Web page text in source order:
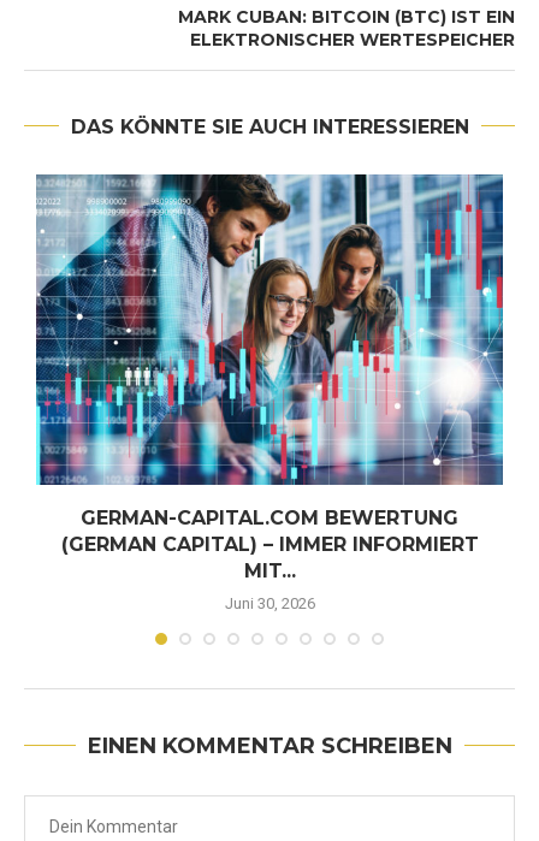
MARK CUBAN: BITCOIN (BTC) IST EIN
ELEKTRONISCHER WERTESPEICHER
DAS KÖNNTE SIE AUCH INTERESSIEREN
GERMAN-CAPITAL.COM BEWERTUNG
(GERMAN CAPITAL) – IMMER INFORMIERT
MIT...
Juni 30, 2026
EINEN KOMMENTAR SCHREIBEN